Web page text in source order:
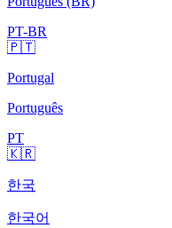
PT-BR
🇵🇹
Portugal
Português
PT
🇰🇷
한국
한국어